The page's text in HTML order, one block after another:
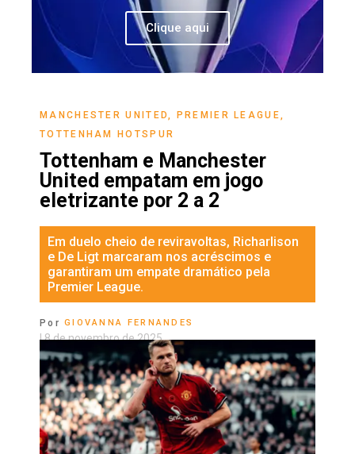
Clique aqui
MANCHESTER UNITED PREMIER LEAGUE
TOTTENHAM HOTSPUR
Tottenham e Manchester
United empatam em jogo
eletrizante por 2 a 2
Em duelo cheio de reviravoltas, Richarlison
e De Ligt marcaram nos acréscimos e
garantiram um empate dramático pela
Premier League.
Por GIOVANNA FERNANDES
|8 de novembro de 2025